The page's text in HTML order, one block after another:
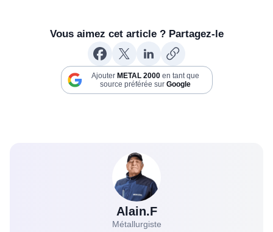
résistants aux vents forts en raison de la
haute densité du matériau.
Vous aimez cet article ? Partagez-le
Ajouter METAL 2000en tant que
source préférée sur Google
Alain.F
Métallurgiste